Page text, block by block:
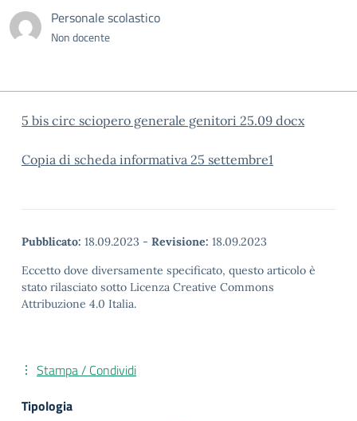
Personale scolastico
Non docente
5 bis circ sciopero generale genitori 25.09 docx
Copia di scheda informativa 25 settembre1
Pubblicato: 18.09.2023 - Revisione: 18.09.2023
Eccetto dove diversamente specificato, questo articolo è
stato rilasciato sotto Licenza Creative Commons
Attribuzione 4.0 Italia.
Stampa / Condividi
Tipologia